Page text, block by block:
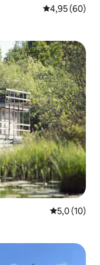
საშუალო
4,95 (60)
საშუალო
5,0 (10)